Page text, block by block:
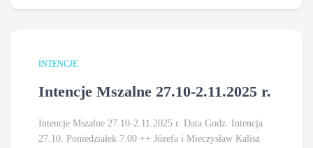
INTENCJE
Intencje Mszalne 27.10-2.11.2025 r.
Intencje Mszalne 27.10-2.11.2025 r. Data Godz. Intencja
27.10. Poniedziałek 7.00 ++ Józefa i Mieczysław Kalisz